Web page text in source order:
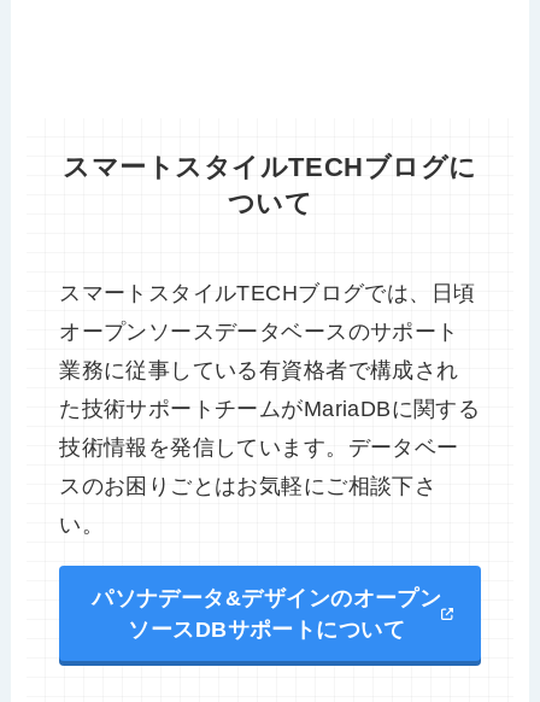
スマートスタイルTECHブログに
ついて
スマートスタイルTECHブログでは、日頃
オープンソースデータベースのサポート
業務に従事している有資格者で構成され
た技術サポートチームがMariaDBに関する
技術情報を発信しています。データベー
スのお困りごとはお気軽にご相談下さ
い。
パソナデータ&デザインのオープン
ソースDBサポートについて